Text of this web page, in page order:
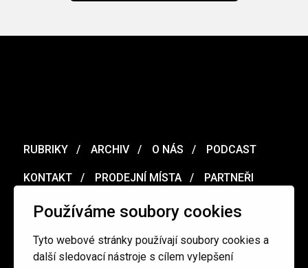
Používáme soubory cookies
Tyto webové stránky používají soubory cookies a
další sledovací nástroje s cílem vylepšení
RUBRIKY ARCHIV O NÁS PODCAST
KONTAKT PRODEJNÍ MÍSTA PARTNEŘI
MERCH VOUCHER
Ochrana osobních údajů / Obchodní podmínky